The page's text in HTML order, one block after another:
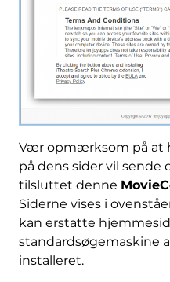
Vær opmærksom på at
på dens sider vil sende
tilsluttet denne
Siderne vises i
kan erstatte
standardsøgemaskine
installeret.